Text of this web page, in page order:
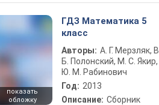
показать
обложку
ГДЗ Математика 5
класс
Авторы: А. Г. Мерзляк, В.
Б. Полонский, М. С. Якир,
Ю. М. Рабинович
Год: 2013
Описание: Сборник